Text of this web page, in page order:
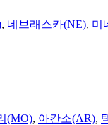
, 네브래스카(NE), 미
(MO), 아칸소(AR),